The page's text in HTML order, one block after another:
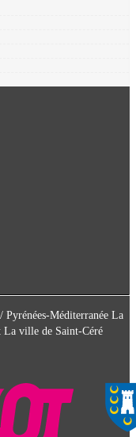
Méditerranée La
La ville de Saint-Céré